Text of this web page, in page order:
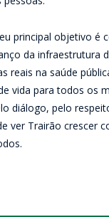
principal objetivo é
da infraestrutura
reais na saúde
vida para todos os
diálogo, pelo
ver Trairão crescer